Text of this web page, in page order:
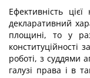
Ефективність
декларативний
площині, то у
конституційності
роботі, з суддями
галузі права і в